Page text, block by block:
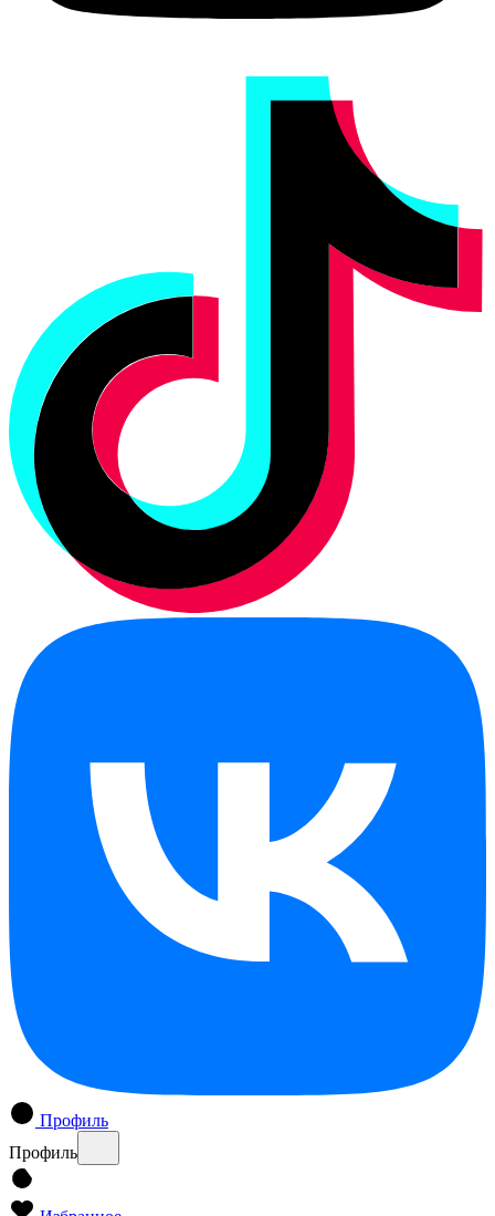
Профиль
Профиль